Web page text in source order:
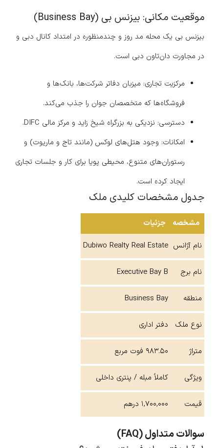
موقعیت مکانی: بیزنس بی (Business Bay)
بیزنس بی یک محله مد روز و چندمنظوره در امتداد کانال دبی و
در مجاورت دان‌تاون دبی است.
مرکزیت تجاری: میزبان دفاتر شرکت‌ها، بانک‌ها و
فروشگاه‌ها که متخصصان جوان را جذب می‌کند.
دسترسی: نزدیکی به بزرگراه شیخ زاید و مرکز مالی DIFC.
امکانات: وجود هتل‌های لوکس (مانند تاج و ماریوت) و
رستوران‌های متنوع، محیطی پویا برای کار و جلسات تجاری
ایجاد کرده است.
جدول مشخصات کلیدی ملک
مشخصه
جزئیات
نام آژانس Dubiwo Realty Real Estate
نام برج Executive Bay B
منطقه Business Bay
نوع ملک دفتر اداری
متراژ ۹۸۳.۵۰ فوت مربع
ویژگی کاملاً مبله / پنتری داخلی
قیمت ۱,۷۰۰,۰۰۰ درهم
سوالات متداول (FAQ)